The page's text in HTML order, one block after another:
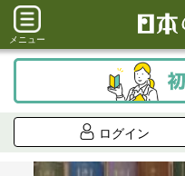
メニュー
ログイン